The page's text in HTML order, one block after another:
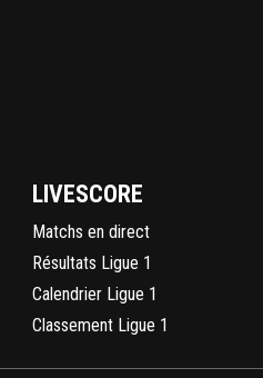
LIVESCORE
Matchs en direct
Résultats Ligue 1
Calendrier Ligue 1
Classement Ligue 1